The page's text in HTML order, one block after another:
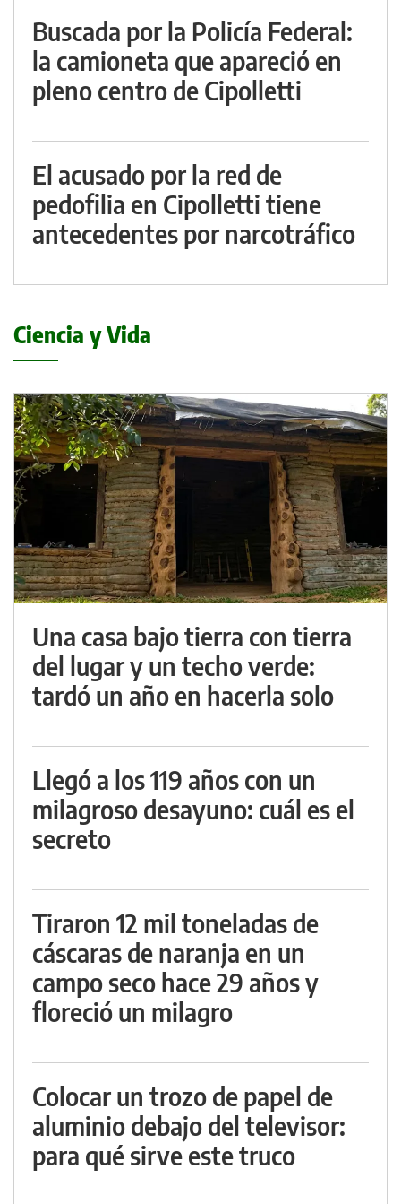
Buscada por la Policía Federal:
la camioneta que apareció en
pleno centro de Cipolletti
El acusado por la red de
pedofilia en Cipolletti tiene
antecedentes por narcotráfico
Ciencia y Vida
Una casa bajo tierra con tierra
del lugar y un techo verde:
tardó un año en hacerla solo
Llegó a los 119 años con un
milagroso desayuno: cuál es el
secreto
Tiraron 12 mil toneladas de
cáscaras de naranja en un
campo seco hace 29 años y
floreció un milagro
Colocar un trozo de papel de
aluminio debajo del televisor:
para qué sirve este truco